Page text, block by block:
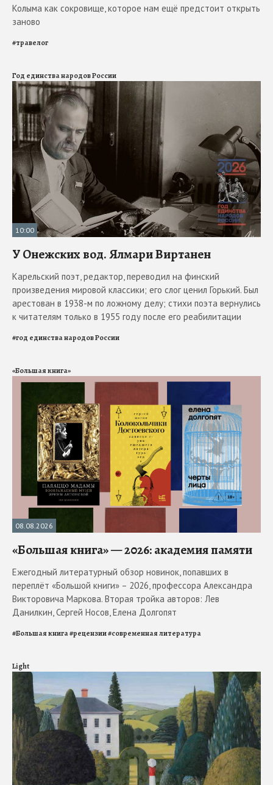
Колыма как сокровище, которое нам ещё предстоит открыть
заново
#травелог
Год единства народов России
10:00
У Онежских вод. Ялмари Виртанен
Карельский поэт, редактор, переводил на финский
произведения мировой классики; его слог ценил Горький. Был
арестован в 1938-м по ложному делу; стихи поэта вернулись
к читателям только в 1955 году после его реабилитации
#год единства народов России
«Большая книга»
08.08.2026
«Большая книга» — 2026: академия памяти
Ежегодный литературный обзор новинок, попавших в
переплёт «Большой книги» – 2026, профессора Александра
Викторовича Маркова. Вторая тройка авторов: Лев
Данилкин, Сергей Носов, Елена Долгопят
#Большая книга#рецензии#современная литература
Light